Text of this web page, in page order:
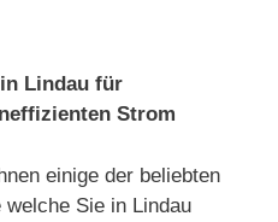
Lindau für
Strom
einige der beliebten
Sie in Lindau